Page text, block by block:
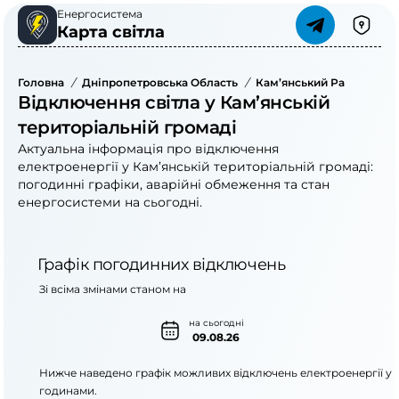
Енергосистема
Карта світла
Головна / Дніпропетровська Область / Кам’янський Район
Відключення світла у Кам’янській
територіальній громаді
Актуальна інформація про відключення
електроенергії у Кам’янській територіальній громаді:
погодинні графіки, аварійні обмеження та стан
енергосистеми на сьогодні.
Графік погодинних відключень
на сьогодні
09.08.26
Зі всіма змінами станом на
Нижче наведено графік можливих відключень електроенергії у
годинами.